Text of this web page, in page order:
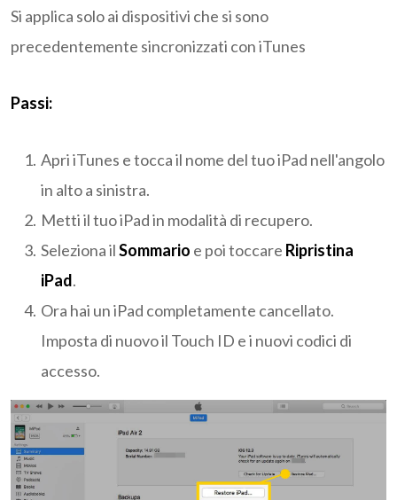
Si applica solo ai dispositivi che si sono
precedentemente sincronizzati con iTunes
Passi:
Apri iTunes e tocca il nome del tuo iPad nell'angolo
in alto a sinistra.
Metti il tuo iPad in modalità di recupero.
Seleziona ilSommario e poi toccare Ripristina
iPad.
Ora hai un iPad completamente cancellato.
Imposta di nuovo il Touch ID e i nuovi codici di
accesso.